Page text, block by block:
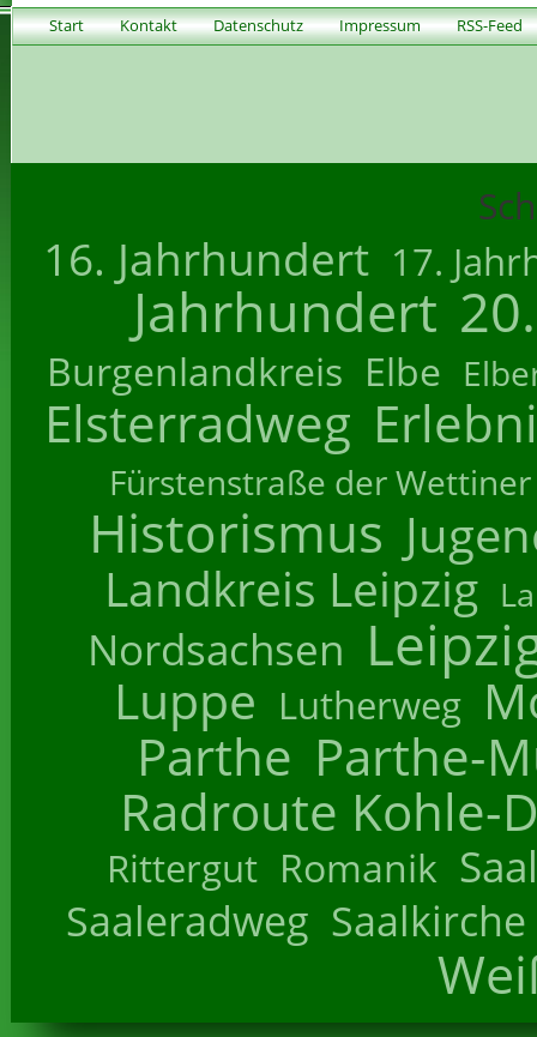
Start Kontakt Datenschutz Impressum RSS-Feed
16. Jahrhundert 17.
Jahrhundert
Burgenlandkreis Elbe
Elsterradweg
Fürstenstraße der Wettiner
Historismus
Landkreis Leipzig
Nordsachsen
Luppe Lutherweg
Parthe Parthe-
Radroute Kohle-
Rittergut Romanik
Saaleradweg Saalkirche